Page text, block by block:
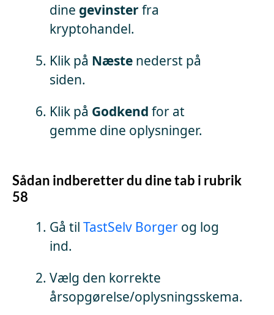
dine gevinster fra
kryptohandel.
Klik på Næste nederst på
siden.
Klik på Godkend for at
gemme dine oplysninger.
Sådan indberetter du dine tab i rubrik
58
Gå til TastSelv Borger og log
ind.
Vælg den korrekte
årsopgørelse/oplysningsskema.